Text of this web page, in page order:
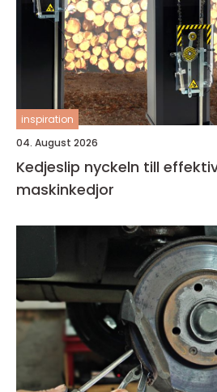
inspiration
04. August 2026
Kedjeslip nyckeln till effektiva och säkra
maskinkedjor